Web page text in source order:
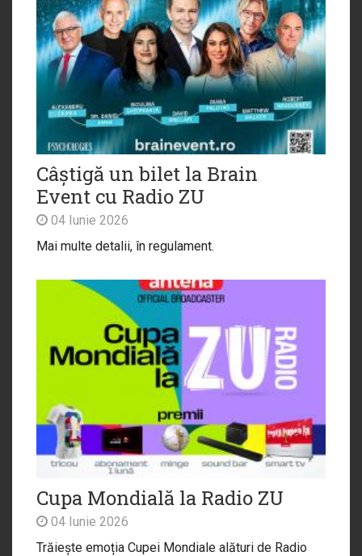
Câștigă un bilet la Brain
Event cu Radio ZU
04 Iunie 2026
Mai multe detalii, în regulament.
Cupa Mondială la Radio ZU
04 Iunie 2026
Trăiește emoția Cupei Mondiale alături de Radio